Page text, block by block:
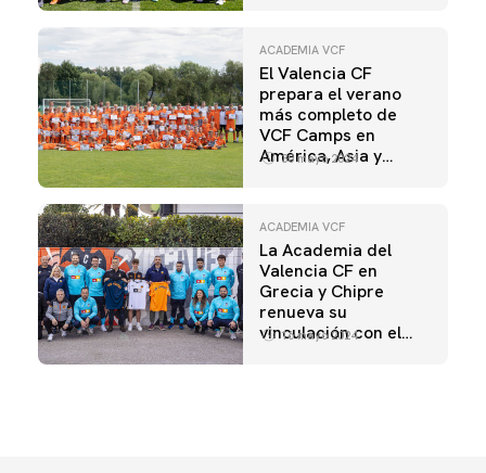
ACADEMIA VCF
El Valencia CF
prepara el verano
más completo de
VCF Camps en
América, Asia y
30 mayo 2024
ACADEMIA VCF
La Academia del
Valencia CF en
Grecia y Chipre
renueva su
vinculación con el
16 mayo 2024